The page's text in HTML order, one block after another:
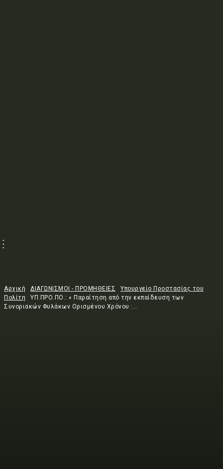
Αρχική ΔΙΑΓΩΝΙΣΜΟΙ - ΠΡΟΜΗΘΕΙΕΣ
Υπουργείο Προστασίας του
Πολίτη
ΥΠ.ΠΡΟ.ΠΟ.: « Παραίτηση από την εκπαίδευση των
Συνοριακών Φυλάκων Ορισμένου Χρόνου :...